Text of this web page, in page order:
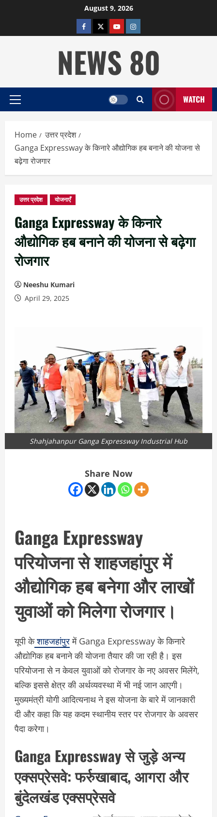
August 9, 2026
facebooktwitterYOUTUBE
instagram
NEWS 80
Primary
WATCH
Home
उत्तर प्रदेश
Ganga Expressway के किनारे औद्योगिक हब बनाने की योजना से
बढ़ेगा रोजगार
उत्तर प्रदेश योजनाएँ
Ganga Expressway के किनारे
औद्योगिक हब बनाने की योजना से बढ़ेगा
रोजगार
Neeshu Kumari
April 29, 2025
Shahjahanpur Ganga Expressway Industrial Hub
Share Now
Ganga Expressway
परियोजना से शाहजहांपुर में
औद्योगिक हब बनेगा और लाखों
युवाओं को मिलेगा रोजगार।
यूपी केशाहजहांपुरमें Ganga Expressway के किनारे
औद्योगिक हब बनाने की योजना तैयार की जा रही है। इस
परियोजना से न केवल युवाओं को रोजगार के नए अवसर मिलेंगे,
बल्कि इससे क्षेत्र की अर्थव्यवस्था में भी नई जान आएगी।
मुख्यमंत्री योगी आदित्यनाथ ने इस योजना के बारे में जानकारी
दी और कहा कि यह कदम स्थानीय स्तर पर रोजगार के अवसर
पैदा करेगा।
Ganga Expressway से जुड़े अन्य
एक्सप्रेसवे: फर्रुखाबाद, आगरा और
बुंदेलखंड एक्सप्रेसवे